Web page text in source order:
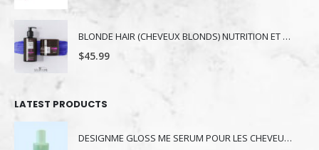
BLONDE HAIR (CHEVEUX BLONDS) NUTRITION ET NUANCE
$45.99
LATEST PRODUCTS
DESIGNME GLOSS ME SERUM POUR LES CHEVEUX 80ML